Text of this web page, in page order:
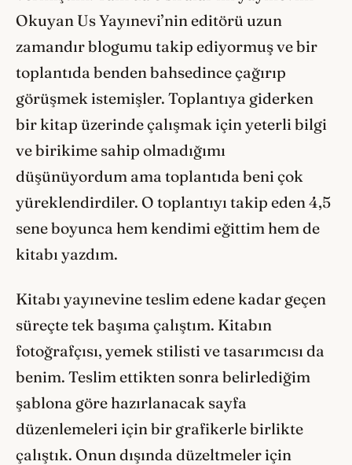
Okuyan Us Yayınevi’nin editörü uzun
zamandır blogumu takip ediyormuş ve bir
toplantıda benden bahsedince çağırıp
görüşmek istemişler. Toplantıya giderken
bir kitap üzerinde çalışmak için yeterli bilgi
ve birikime sahip olmadığımı
düşünüyordum ama toplantıda beni çok
yüreklendirdiler. O toplantıyı takip eden 4,5
sene boyunca hem kendimi eğittim hem de
kitabı yazdım.
Kitabı yayınevine teslim edene kadar geçen
süreçte tek başıma çalıştım. Kitabın
fotoğrafçısı, yemek stilisti ve tasarımcısı da
benim. Teslim ettikten sonra belirlediğim
şablona göre hazırlanacak sayfa
düzenlemeleri için bir grafikerle birlikte
çalıştık. Onun dışında düzeltmeler için